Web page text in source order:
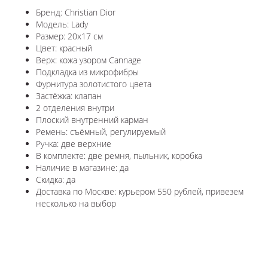
Бренд: Christian Dior
Модель: Lady
Размер: 20x17 см
Цвет: красный
Верх: кожа узором Cannage
Подкладка из микрофибры
Фурнитура золотистого цвета
Застёжка: клапан
2 отделения внутри
Плоский внутренний карман
Ремень: съёмный, регулируемый
Ручка: две верхние
В комплекте: две ремня, пыльник, коробка
Наличие в магазине: да
Скидка: да
Доставка по Москве: курьером 550 рублей, привезем
несколько на выбор